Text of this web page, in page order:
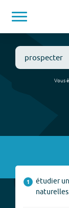
Vous
1
étudier
naturelles.